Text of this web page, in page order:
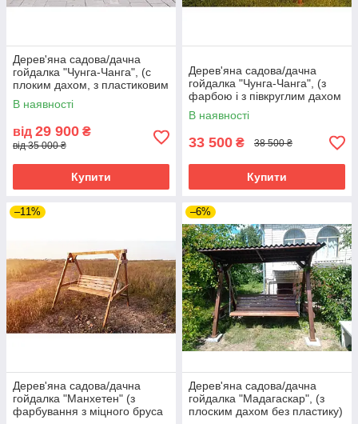
Дерев'яна садова/дачна
гойдалка "Чунга-Чанга", (с
плоким дахом, з пластиковим
шифером) - колір горіх
В наявності
від 29 900 ₴
від 35 000 ₴
Купити
Дерев'яна садова/дачна
гойдалка "Чунга-Чанга", (з
фарбою і з півкруглим дахом
з пластмасовим шифером)
В наявності
33 500 ₴ 38 500 ₴
Купити
–11%
Дерев'яна садова/дачна
гойдалка "Манхетен" (з
фарбування з міцного бруса
–6%
Дерев'яна садова/дачна
гойдалка "Мадагаскар", (з
плоским дахом без пластику)